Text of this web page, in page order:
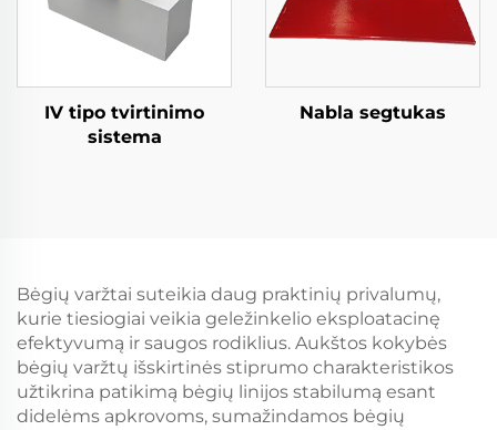
IV tipo tvirtinimo
sistema
Nabla segtukas
Bėgių varžtai suteikia daug praktinių privalumų,
kurie tiesiogiai veikia geležinkelio eksploatacinę
efektyvumą ir saugos rodiklius. Aukštos kokybės
bėgių varžtų išskirtinės stiprumo charakteristikos
užtikrina patikimą bėgių linijos stabilumą esant
didelėms apkrovoms, sumažindamos bėgių